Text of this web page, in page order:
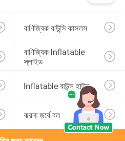
বাণিজ্যিক বাউন্সি কাসলস
বাণিজ্যিক Inflatable
স্লাইড
Inflatable বাউন্স হাউস
ঝরনা জর্বে বল